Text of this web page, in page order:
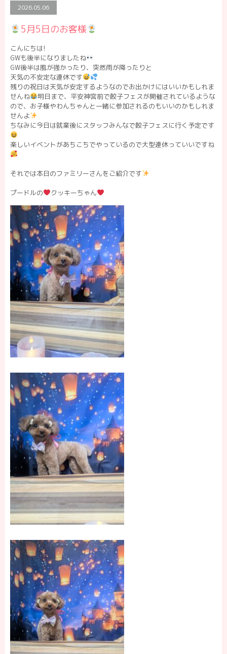
2026.05.06
5月5日のお客様
こんにちは!
GWも後半になりましたね
GW後半は風が強かったり、突然雨が降ったりと
天気の不安定な連休です
残りの祝日は天気が安定するようなのでお出かけにはいいかもしれま
せんね
明日まで、平安神宮前で餃子フェスが開催されているような
ので、お子様やわんちゃんと一緒に参加されるのもいいのかもしれま
せんよ
ちなみに今日は就業後にスタッフみんなで餃子フェスに行く予定です
楽しいイベントがあちこちでやっているので大型連休っていいですね
それでは本日のファミリーさんをご紹介です
プードルの クッキーちゃん